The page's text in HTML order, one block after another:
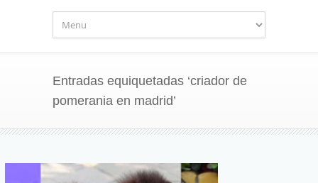
Entradas equiquetadas ‘criador de
pomerania en madrid’